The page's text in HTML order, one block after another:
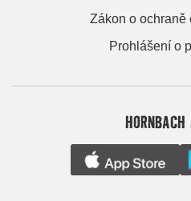
Zákon o ochraně
Prohlášení o